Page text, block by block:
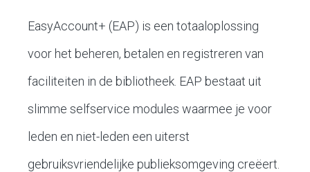
EasyAccount+ (EAP) is een totaaloplossing
voor het beheren, betalen en registreren van
faciliteiten in de bibliotheek. EAP bestaat uit
slimme selfservice modules waarmee je voor
leden en niet-leden een uiterst
gebruiksvriendelijke publieksomgeving creëert.